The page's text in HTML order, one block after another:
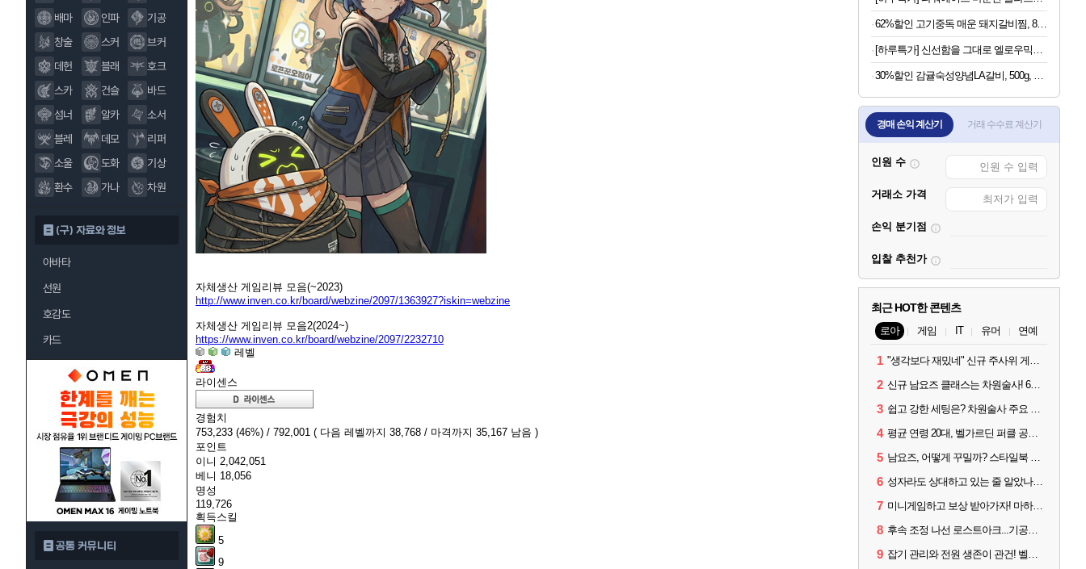
배마
인파
기공
창술
스커
브커
데헌
블래
호크
스카
건슬
바드
섬너
알카
소서
블레
데모
리퍼
소울
도화
기상
환수
가나 차원
(구) 자료와 정보
아바타
선원
호감도
카드
공통 커뮤니티
자체생산 게임리뷰 모음(~2023)
http://www.inven.co.kr/board/webzine/2097/1363927?iskin=webzine
자체생산 게임리뷰 모음2(2024~)
https://www.inven.co.kr/board/webzine/2097/2232710
레벨
라이센스
경험치
753,233 (46%) / 792,001 ( 다음 레벨까지 38,768 / 마격까지 35,167 남음 )
포인트
이니 2,042,051
베니 18,056
명성
119,726
획득스킬
5
9
62%할인 고기중독 매운 돼지갈비찜, 800g, 2개
30%할인 감귤숙성양념LA갈비, 500g, 4개
경매 손익 계산기 거래 수수료 계산기
인원 수
거래소 가격
손익 분기점
입찰 추천가
최근 HOT한 콘텐츠
로아 게임 IT 유머 연예
1 "생각보다 재밌네" 신규 주사위 게임 티카투카 호평
2 신규 남요즈 클래스는 차원술사! 6월 20일 로아온 썸머 정리
3 쉽고 강한 세팅은? 차원술사 주요 빌드와 스킬 코드
4 평균 연령 20대, 벨가르딘 퍼클 공대 '영로티'를 만나다
5 남요즈, 어떻게 꾸밀까? 스타일북 인기 차원술사 커스터마이즈
6 성자라도 상대하고 있는 줄 알았나? 벨가르딘 이모저모
7 미니게임하고 보상 받아가자! 마하라카 썸머 캠프 할 일은?
8 후속 조정 나선 로스트아크...기공사, 차원술사 하향
9 잡기 관리와 전원 생존이 관건! 벨가르딘 유물 칭호 획득방법 정리